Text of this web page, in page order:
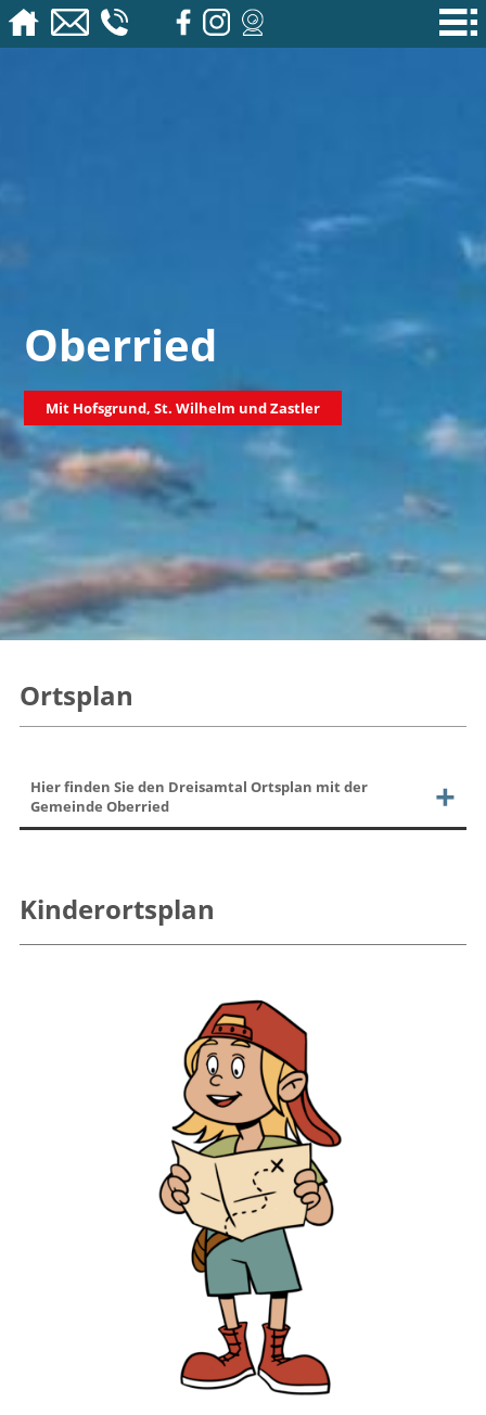
Oberried
Mit Hofsgrund, St. Wilhelm und Zastler
Ortsplan
Hier finden Sie den Dreisamtal Ortsplan mit der
Gemeinde Oberried
Kinderortsplan